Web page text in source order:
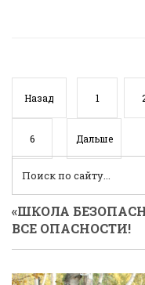
Назад 1
6 Дальше
«ШКОЛА
ВСЕ ОПАСНОСТИ!